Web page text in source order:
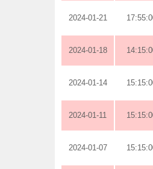
2024-01-21
2024-01-18
2024-01-14
2024-01-11
2024-01-07